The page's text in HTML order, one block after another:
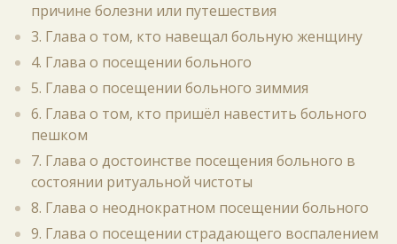
причине болезни или путешествия
3. Глава о том, кто навещал больную женщину
4. Глава о посещении больного
5. Глава о посещении больного зиммия
6. Глава о том, кто пришёл навестить больного
пешком
7. Глава о достоинстве посещения больного в
состоянии ритуальной чистоты
8. Глава о неоднократном посещении больного
9. Глава о посещении страдающего воспалением